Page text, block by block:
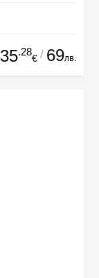
35.28
€ / 69лв.